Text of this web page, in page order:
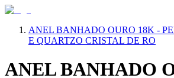
ANEL BANHADO OURO 18K -
E QUARTZO CRISTAL DE RO
ANEL BANHADO